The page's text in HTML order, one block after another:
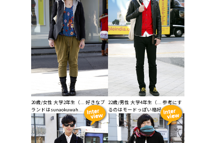
20歳/女性 大学2年生（... 好きなブ
ランドはsunaokuwah...
22歳/男性 大学4年生（... 参考にす
るのはモードっぽい格好のおし...